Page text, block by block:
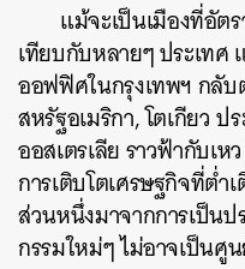
แม้จะเป็นเมืองที่อัต
เทียบกับหลายๆ ประเท
ออฟฟิศในกรุงเทพฯ กลั
สหรัฐอเมริกา, โตเกียว
ออสเตรเลีย ราวฟ้ากับเ
การเติบโตเศรษฐกิจที่ต่ำ
ส่วนหนึ่งมาจากการเป็นป
กรรมใหม่ๆ ไม่อาจเป็นศู